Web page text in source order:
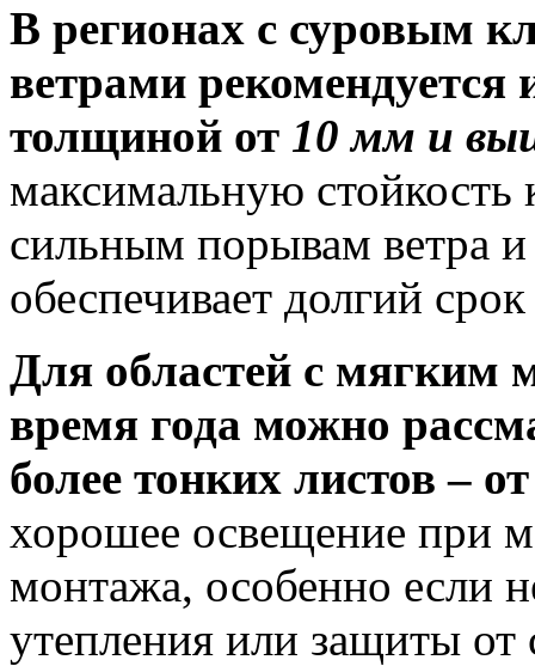
В регионах с суровым
ветрами рекомендуется
толщиной от 10 мм и
максимальную
сильным порывам ветра и
обеспечивает долгий
Для областей с мягким
время года можно
более тонких листов –
хорошее освещение при
монтажа, особенно если
утепления или защиты